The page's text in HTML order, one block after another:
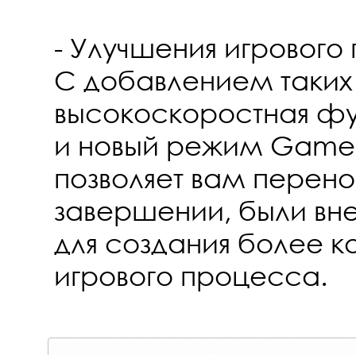
- Улучшения
С добавлением
высокоскоростная
и новый режим Game
позволяет вам
завершении, были
для создания более
игрового процесса.